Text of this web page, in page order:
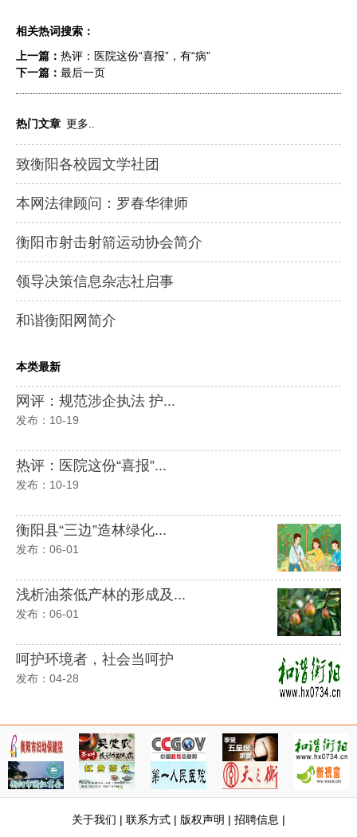
相关热词搜索：
上一篇： 热评：医院这份“喜报”，有“病”
下一篇： 最后一页
热门文章 更多..
致衡阳各校园文学社团
本网法律顾问：罗春华律师
衡阳市射击射箭运动协会简介
领导决策信息杂志社启事
和谐衡阳网简介
本类最新
网评：规范涉企执法 护...
发布：10-19
热评：医院这份“喜报”...
发布：10-19
衡阳县“三边”造林绿化...
发布：06-01
浅析油茶低产林的形成及...
发布：06-01
呵护环境者，社会当呵护
发布：04-28
关于我们 | 联系方式 | 版权声明 | 招聘信息 |